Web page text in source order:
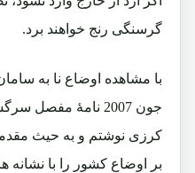
گرسنگی رنج خواهند برد.
با مشاهده اوضاع نا به
جون 2007 نامۀ
کرزی نوشتم و به حیث
بر اوضاع کشور را با